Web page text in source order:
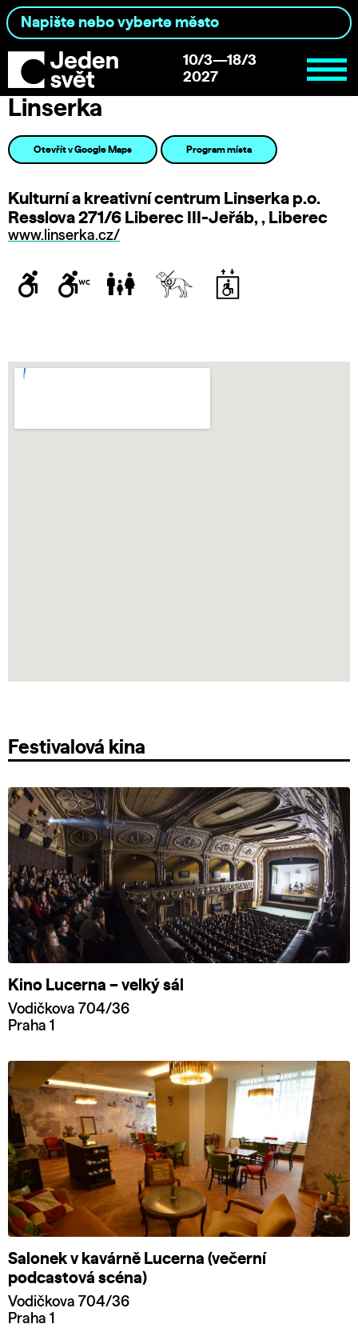
10/3—18/3
2027
Linserka
Otevřít v Google Maps Program místa
Kulturní a kreativní centrum Linserka p.o.
Resslova 271/6 Liberec III-Jeřáb, , Liberec
www.linserka.cz/
Festivalová kina
Kino Lucerna – velký sál
Vodičkova 704/36
Praha 1
Salonek v kavárně Lucerna (večerní
podcastová scéna)
Vodičkova 704/36
Praha 1